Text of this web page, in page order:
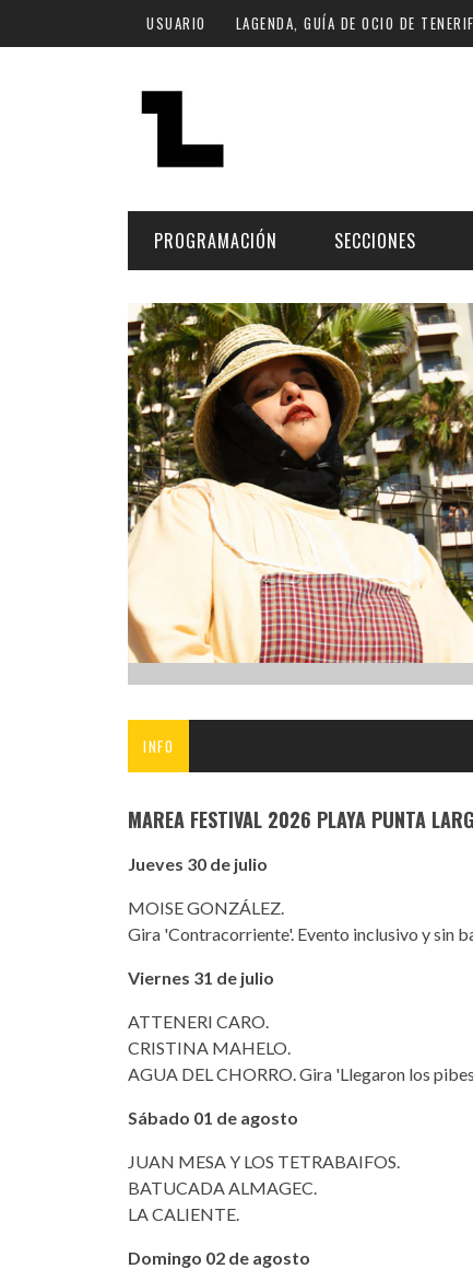
Pasar al contenido principal
USUARIO LAGENDA, GUÍA DE OCIO DE
PROGRAMACIÓN
FECHA
Hoy
Plan Finde
SECCIONES
MÚSICA
ESCÉNICAS
CULTURA
GASTRONOMÍA
INFANTIL
INFO
MAREA FESTIVAL 2026 PLAYA PUNTA
Jueves 30 de julio
MOISE GONZÁLEZ.
Gira 'Contracorriente'. Evento inclusivo y sin
Viernes 31 de julio
ATTENERI CARO.
CRISTINA MAHELO.
AGUA DEL CHORRO. Gira 'Llegaron los
Sábado 01 de agosto
JUAN MESA Y LOS TETRABAIFOS.
BATUCADA ALMAGEC.
LA CALIENTE.
Domingo 02 de agosto